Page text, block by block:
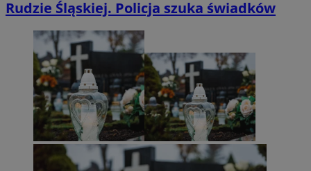
Rudzie Śląskiej. Policja szuka świadków